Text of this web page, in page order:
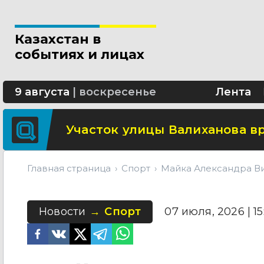
Казахстан в
событиях и лицах
9 августа воскресенье Лента
Минтранспорта утвердило
СОР и СОЧ планируют
Участок улицы Валиханова
Главная страница Спорт Майка Александра
Новости Спорт 07 июля, 2026 |